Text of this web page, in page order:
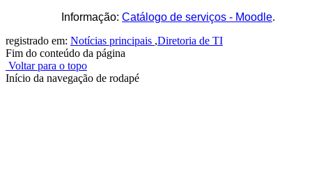
Informação: Catálogo de serviços - Moodle.
registrado em: Notícias principais ,Diretoria de TI
Fim do conteúdo da página
Voltar para o topo
Início da navegação de rodapé